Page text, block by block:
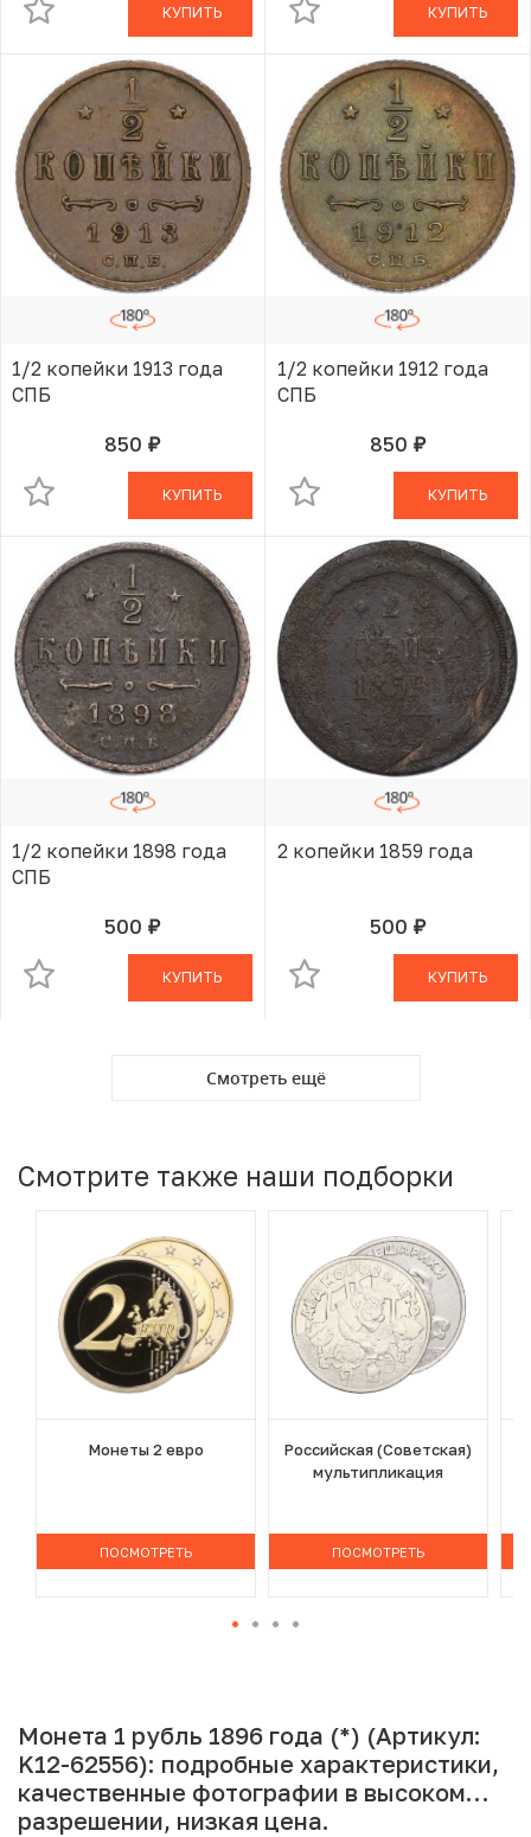
КУПИТЬ КУПИТЬ
1/2 копейки 1913 года
СПБ
850 руб.В КОРЗИНЕ
КУПИТЬ
1/2 копейки 1912 года
СПБ
850 руб.В КОРЗИНЕ
КУПИТЬ
1/2 копейки 1898 года
СПБ
500 руб.В КОРЗИНЕ
КУПИТЬ
2 копейки 1859 года
500 руб.В КОРЗИНЕ
КУПИТЬ
Смотреть ещё
Смотрите также наши подборки
Монеты 2 евро
ПОСМОТРЕТЬ
Российская (Советская)
мультипликация
ПОСМОТРЕТЬ
Монета 1 рубль 1896 года (*) (Артикул:
K12-62556): подробные характеристики,
качественные фотографии в высоком
разрешении, низкая цена.